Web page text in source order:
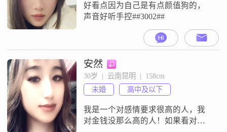
好看点因为自己是有点颜值狗的，
声音好听手控##3002##
安然
30岁  |  云南昆明  |  158cm
未婚
高中及以下
我是一个对感情要求很高的人，我
对金钱没那么高的人！如果看对眼